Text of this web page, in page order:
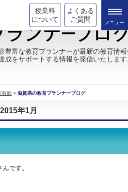
授業料
について
よくある
ご質問
豊富な教育プランナーが最新の教育情
成をサポートする情報を発信いたしま
教師 > 滋賀県の教育プランナーブログ
2015年1月
です。